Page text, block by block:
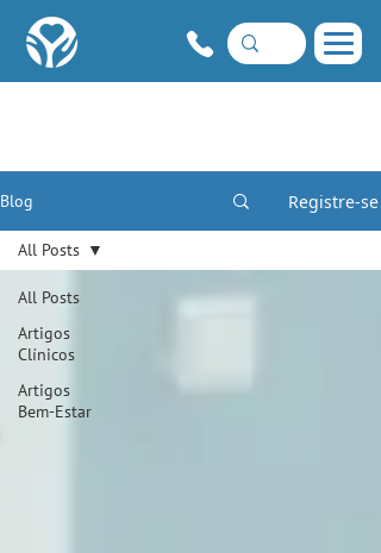
Blog Registre-se
All Posts
Artigos
Clínicos
Artigos
Bem-Estar
All Posts